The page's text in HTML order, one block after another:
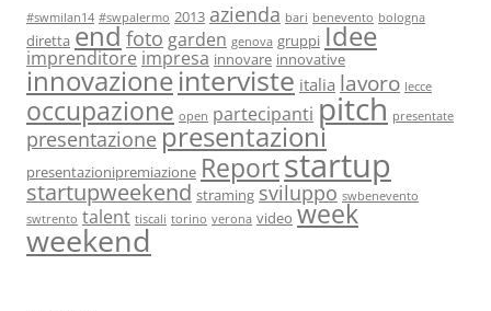
#swmilan14 #swpalermo 2013 azienda bari benevento bologna
diretta endfoto garden genova gruppi Idee
imprenditore impresa innovare innovative
innovazioneinterviste italia lavoro lecce
occupazione open partecipanti pitch presentate
presentazione presentazioni
presentazionipremiazione Reportstartup
startupweekend straming sviluppo swbenevento
swtrento talent tiscali torino verona video week
weekend